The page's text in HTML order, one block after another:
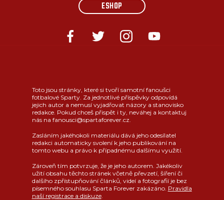
ESHOP
Toto jsou stránky, které si tvoří samotní fanoušci
fotbalové Sparty. Za jednotlivé příspěvky odpovídá
jejich autor a nemusí vyjadřovat názory a stanovisko
redakce. Pokud chceš přispět i ty, neváhej a kontaktuj
nás na fanousci@spartaforever.cz.
Zasláním jakéhokoli materiálu dává jeho odesílatel
redakci automaticky svolení k jeho publikování na
tomto webu a právo k případnému dalšímu využití.
Zároveň tím potvrzuje, že je jeho autorem. Jakékoliv
užití obsahu těchto stránek včetně převzetí, šíření či
dalšího zpřístupňování článků, videí a fotografií je bez
písemného souhlasu Sparta Forever zakázáno. Pravidla
naší registrace a diskuze.